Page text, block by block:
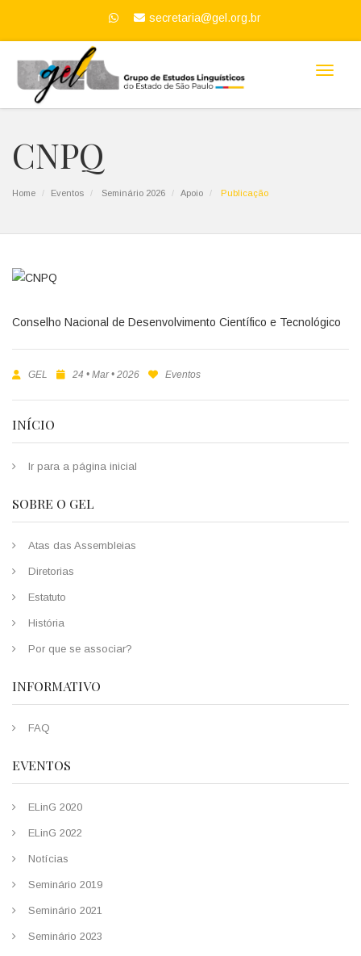
secretaria@gel.org.br
CNPQ
Home Eventos Seminário 2026 Apoio Publicação
Conselho Nacional de Desenvolvimento Científico e Tecnológico
GEL 24 • Mar • 2026 Eventos
INÍCIO
Ir para a página inicial
SOBRE O GEL
Atas das Assembleias
Diretorias
Estatuto
História
Por que se associar?
INFORMATIVO
FAQ
EVENTOS
ELinG 2020
ELinG 2022
Notícias
Seminário 2019
Seminário 2021
Seminário 2023